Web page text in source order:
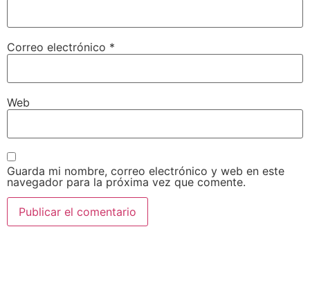
Correo electrónico *
Web
Guarda mi nombre, correo electrónico y web en este
navegador para la próxima vez que comente.